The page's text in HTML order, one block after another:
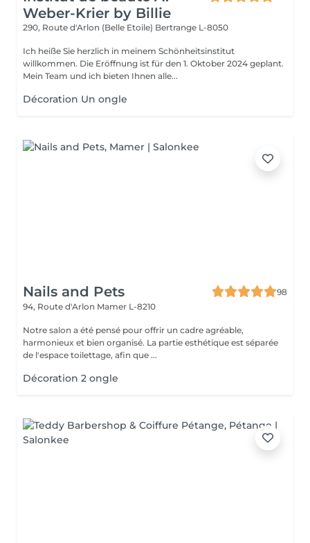
Weber-Krier by Billie
290, Route d'Arlon (Belle Etoile) Bertrange L-8050
Ich heiße Sie herzlich in meinem Schönheitsinstitut
willkommen. Die Eröffnung ist für den 1. Oktober 2024 geplant.
Mein Team und ich bieten Ihnen alle...
Décoration Un ongle
Nails and Pets
98
94, Route d'Arlon Mamer L-8210
Notre salon a été pensé pour offrir un cadre agréable,
harmonieux et bien organisé. La partie esthétique est séparée
de l'espace toilettage, afin que ...
Décoration 2 ongle